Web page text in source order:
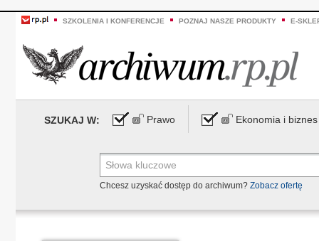
SZKOLENIA I KONFERENCJE POZNAJ NASZE PRODUKTY E-
SZUKAJ W: Prawo Ekonomia i biznes
Chcesz uzyskać dostęp do archiwum? Zobacz ofertę